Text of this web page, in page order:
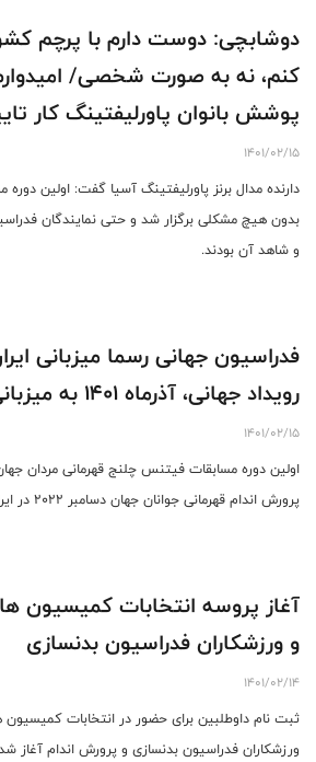
دوشابچی: دوست دارم با پرچم
کنم، نه به صورت شخصی/
پوشش بانوان پاورلیفتینگ کار
1401/02/15
دارنده مدال برنز پاورلیفتینگ آسیا گفت: اولین
بدون هیچ مشکلی برگزار شد و حتی نمایندگان
و شاهد آن بودند.
فدراسیون جهانی رسما میزبانی
رویداد جهانی، آذرماه 1401 به میزبانی ایران
1401/02/15
اولین دوره مسابقات فیتنس چلنج قهرمانی مردان
پرورش اندام قهرمانی جوانان جهان دسامبر 2022 در ایران برگزار می شود.
آغاز پروسه انتخابات کمیسیون
و ورزشکاران فدراسیون بدنسازی
1401/02/14
ثبت نام داوطلبین برای حضور در انتخابات کمیسیون
ورزشکاران فدراسیون بدنسازی و پرورش اندام آغاز